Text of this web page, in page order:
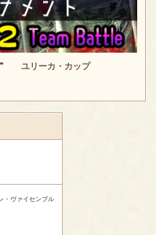
ユリーカ・カップ
・ヴァイセンブル